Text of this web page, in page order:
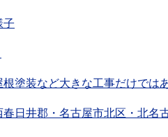
子
塗装など大きな工事だけでは
日井郡・名古屋市北区・北名